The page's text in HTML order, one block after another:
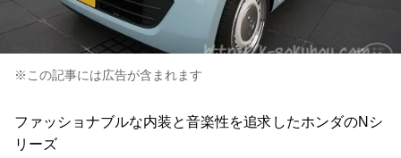
※この記事には広告が含まれます
ファッショナブルな内装と音楽性を追求したホンダのNシ
リーズ